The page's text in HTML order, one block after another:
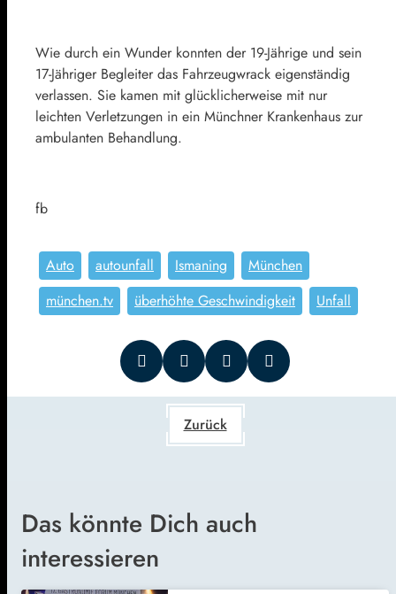
Wie durch ein Wunder konnten der 19-Jährige und sein
17-Jähriger Begleiter das Fahrzeugwrack eigenständig
verlassen. Sie kamen mit glücklicherweise mit nur
leichten Verletzungen in ein Münchner Krankenhaus zur
ambulanten Behandlung.
fb
Auto autounfall Ismaning
München
münchen.tv
überhöhte Geschwindigkeit Unfall
Zurück
Das könnte Dich auch
interessieren